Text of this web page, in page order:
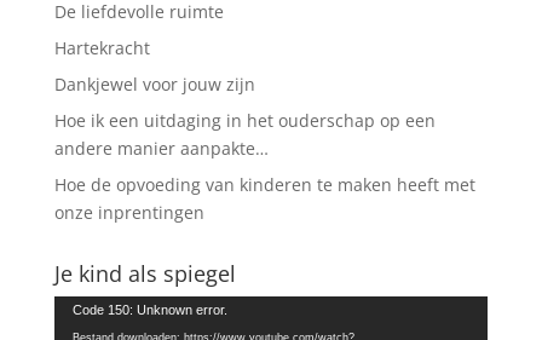
De liefdevolle ruimte
Hartekracht
Dankjewel voor jouw zijn
Hoe ik een uitdaging in het ouderschap op een
andere manier aanpakte…
Hoe de opvoeding van kinderen te maken heeft met
onze inprentingen
Je kind als spiegel
Videospeler
Code 150: Unknown error.
Bestand downloaden: https://www.youtube.com/watch?